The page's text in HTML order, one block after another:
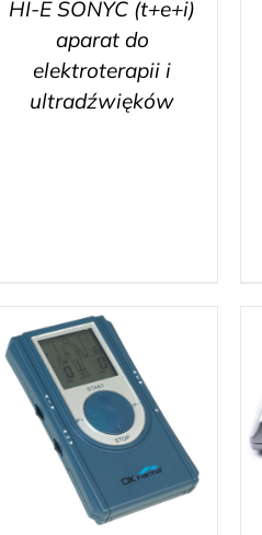
HI-E SONYC (t+e+i)
aparat do
elektroterapii i
ultradźwięków